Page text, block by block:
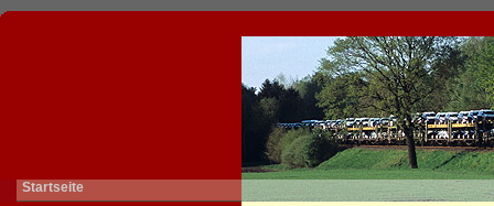
Startseite